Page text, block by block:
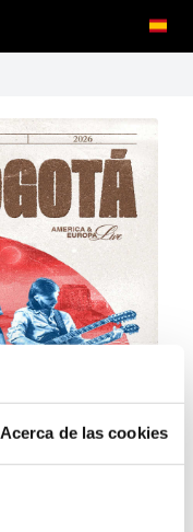
Acerca de las cookies